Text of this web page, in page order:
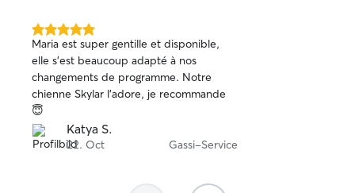
5.0
von
5
Sternen
Maria est super gentille et disponible,
elle s’est beaucoup adapté à nos
changements de programme. Notre
chienne Skylar l’adore, je recommande
😇
Katya S.
22. Oct Gassi-Service